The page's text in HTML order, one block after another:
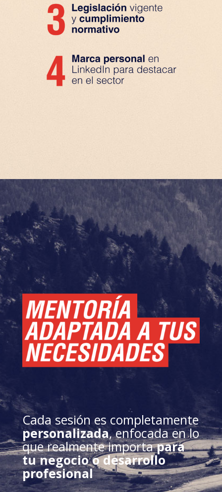
Cada sesión es completamente
personalizada, enfocada en lo
que realmente importapara
tu negocio o desarrollo
profesional